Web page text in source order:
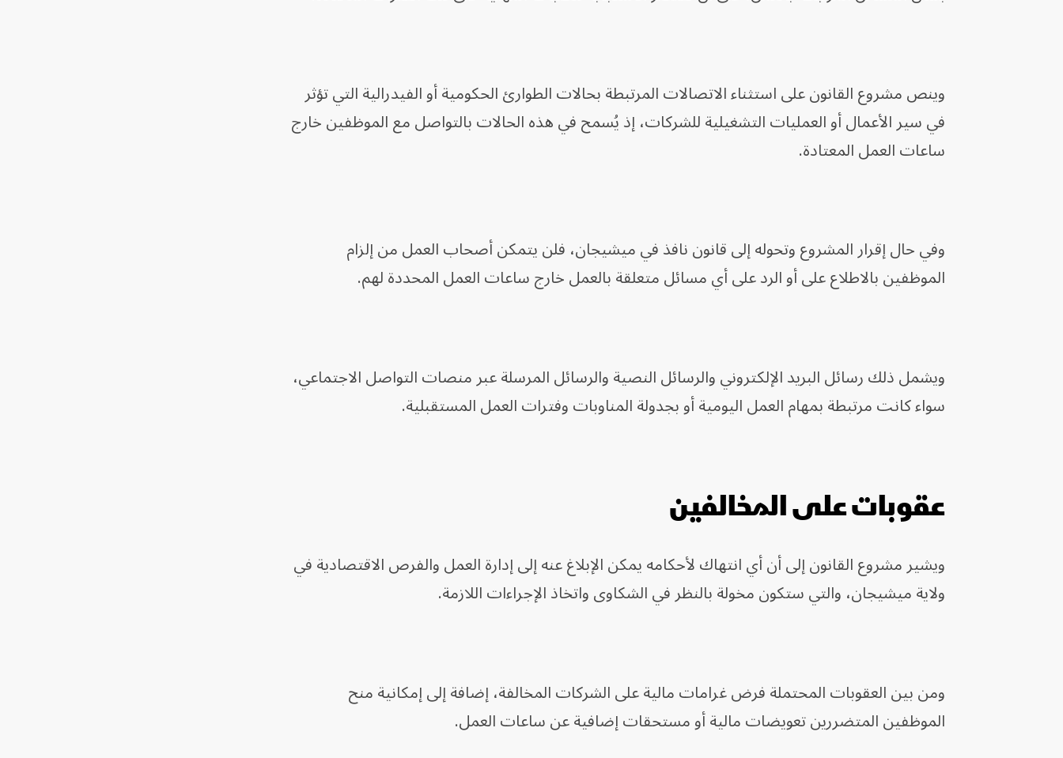
وينص مشروع القانون على استثناء الاتصالات المرتبطة بحالات الطوارئ الحكومية أو الفيدرالية التي تؤثر
في سير الأعمال أو العمليات التشغيلية للشركات، إذ يُسمح في هذه الحالات بالتواصل مع الموظفين خارج
ساعات العمل المعتادة.
وفي حال إقرار المشروع وتحوله إلى قانون نافذ في ميشيجان، فلن يتمكن أصحاب العمل من إلزام
الموظفين بالاطلاع على أو الرد على أي مسائل متعلقة بالعمل خارج ساعات العمل المحددة لهم.
ويشمل ذلك رسائل البريد الإلكتروني والرسائل النصية والرسائل المرسلة عبر منصات التواصل الاجتماعي،
سواء كانت مرتبطة بمهام العمل اليومية أو بجدولة المناوبات وفترات العمل المستقبلية.
عقوبات على المخالفين
ويشير مشروع القانون إلى أن أي انتهاك لأحكامه يمكن الإبلاغ عنه إلى إدارة العمل والفرص الاقتصادية في
ولاية ميشيجان، والتي ستكون مخولة بالنظر في الشكاوى واتخاذ الإجراءات اللازمة.
ومن بين العقوبات المحتملة فرض غرامات مالية على الشركات المخالفة، إضافة إلى إمكانية منح
الموظفين المتضررين تعويضات مالية أو مستحقات إضافية عن ساعات العمل.